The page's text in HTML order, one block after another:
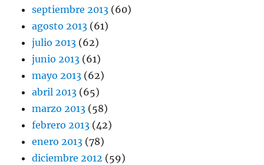
septiembre 2013 (60)
agosto 2013 (61)
julio 2013 (62)
junio 2013 (61)
mayo 2013 (62)
abril 2013 (65)
marzo 2013 (58)
febrero 2013 (42)
enero 2013 (78)
diciembre 2012 (59)